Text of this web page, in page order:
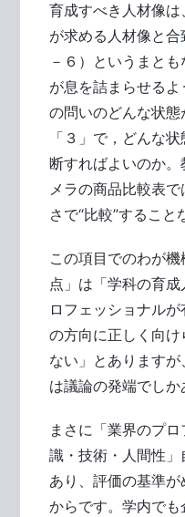
育成すべき人材像
が求める人材像と
－６）というまと
が息を詰まらせる
の問いのどんな状
「３」で，どんな
断すればよいのか
メラの商品比較表
さで“比較”すること
この項目でのわが
点」は「学科の育
ロフェッショナル
の方向に正しく向
ない」とあります
は議論の発端でしか
まさに「業界のプ
識・技術・人間性
あり、評価の基準
からです。学内で